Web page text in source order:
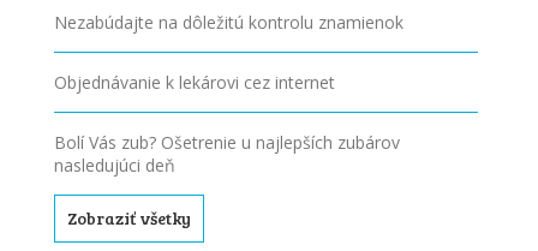
Nezabúdajte na dôležitú kontrolu znamienok
Objednávanie k lekárovi cez internet
Bolí Vás zub? Ošetrenie u najlepších zubárov
nasledujúci deň
Zobraziť všetky